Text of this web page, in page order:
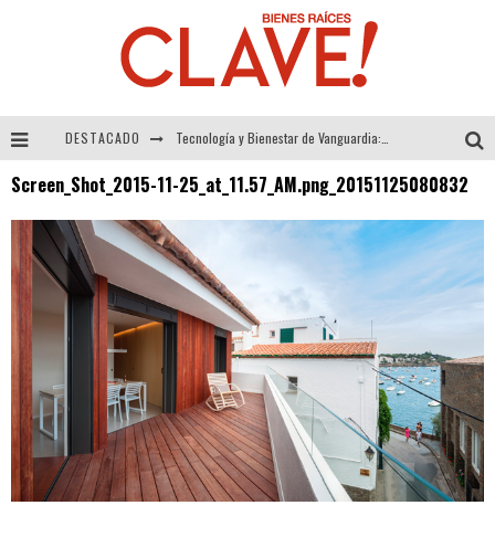
DESTACADO
Sector Inmobiliario – recuperación a paso firme
Alexandra Bedoya – La Constancia detrás de La Paletería
El Despertar de la Calidez: Acabados Dorados de FV para Elevar tu Espacio
Screen_Shot_2015-11-25_at_11.57_AM.png_20151125080832